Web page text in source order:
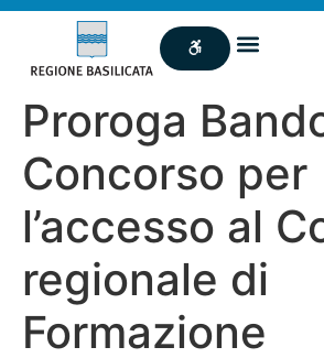
Proroga
Concorso per
l’accesso al
regionale di
Formazione